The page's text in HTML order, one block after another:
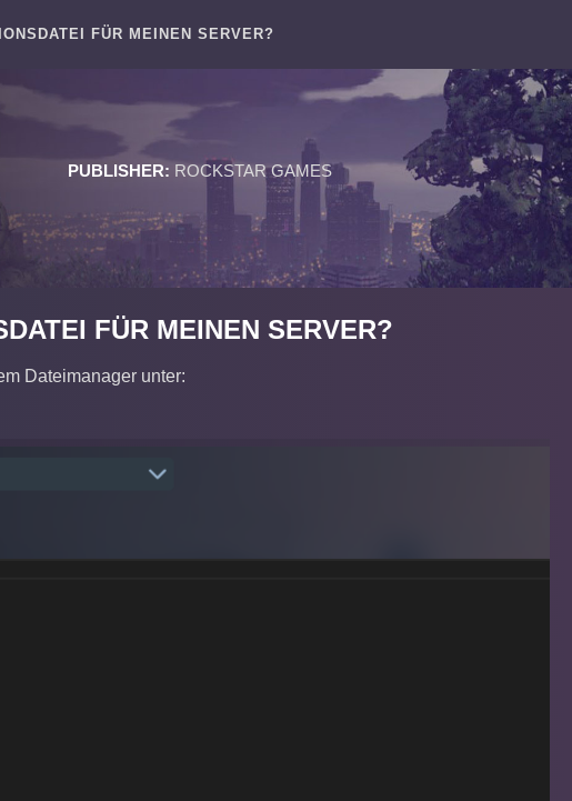
FÜR MEINEN SERVER?
PUBLISHER: ROCKSTAR GAMES
FÜR MEINEN SERVER?
Dateimanager unter: